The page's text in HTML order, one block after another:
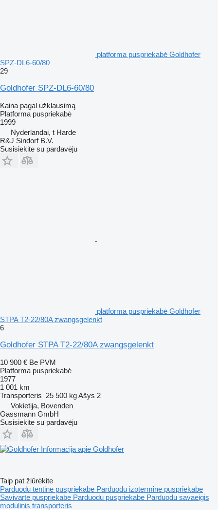
platforma puspriekabė Goldhofer
SPZ-DL6-60/80
29
Goldhofer SPZ-DL6-60/80
Kaina pagal užklausimą
Platforma puspriekabė
1999
Nyderlandai, t Harde
R&J Sindorf B.V.
Susisiekite su pardavėju
platforma puspriekabė Goldhofer
STPA T2-22/80A zwangsgelenkt
6
Goldhofer STPA T2-22/80A zwangsgelenkt
10 900 € Be PVM
Platforma puspriekabė
1977
1 001 km
Transporteris 25 500 kgAšys 2
Vokietija, Bovenden
Gassmann GmbH
Susisiekite su pardavėju
Informacija apie Goldhofer
Taip pat žiūrėkite
Parduodu tentine puspriekabe Parduodu izotermine puspriekabe
Savivarte puspriekabe Parduodu puspriekabe Parduodu savaeigis
modulinis transporteris